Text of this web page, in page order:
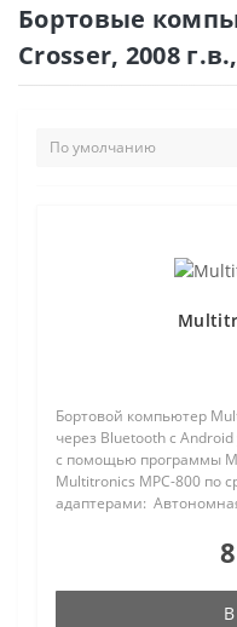
Бортовые
Crosser, 2008
Бортовой компьютер
через Bluetooth с
с помощью программы
Multitronics MPC-800 по
адаптерами: